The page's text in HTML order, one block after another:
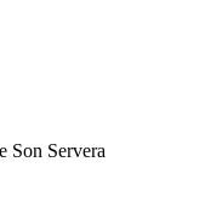
Son Servera